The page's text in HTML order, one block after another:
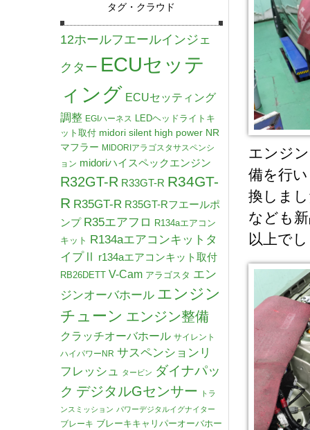
エンジ
備を行
換しま
なども
以上で
タグ・クラウド
12ホールフエールインジェ
クター ECUセッテ
ィング ECUセッティング
調整 EGIハーネス LEDヘッドライトキ
ット取付 midori silent high power NR
マフラー MIDORIアラゴスタサスペンシ
ョン midoriハイスペックエンジン
R32GT-R R33GT-R R34GT-
R R35GT-R R35GT-Rフエールポ
ンプ R35エアフロ R134aエアコン
キット R134aエアコンキットタ
イプⅡ
r134aエアコンキット取付
RB26DETT V-Cam アラゴスタ エン
ジンオーバホール エンジン
チューン エンジン整備
クラッチオーバホール サイレント
ハイパワーNR サスペンションリ
フレッシュ
タービン ダイナパッ
ク デジタルGセンサー
トラ
ンスミッション パワーデジタルイグナイター
ブレーキ ブレーキキャリパーオーバホー